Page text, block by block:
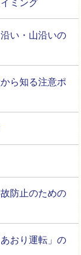
ミング
い・山沿いの
ら知る注意ポ
防止のための
おり運転」の